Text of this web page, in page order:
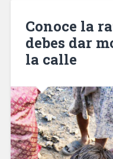
Conoce la
debes dar
la calle